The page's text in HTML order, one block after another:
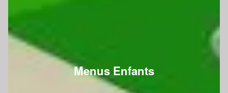
Menus Enfants